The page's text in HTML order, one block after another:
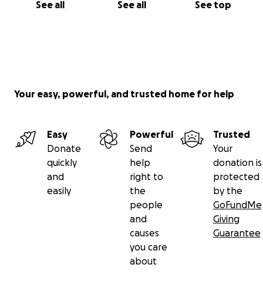
See all See all See top
Your easy, powerful, and trusted home for help
Easy
Donate
quickly
and
easily
Powerful
Send
help
right to
the
people
and
causes
you care
about
Trusted
Your
donation is
protected
by the
GoFundMe
Giving
Guarantee